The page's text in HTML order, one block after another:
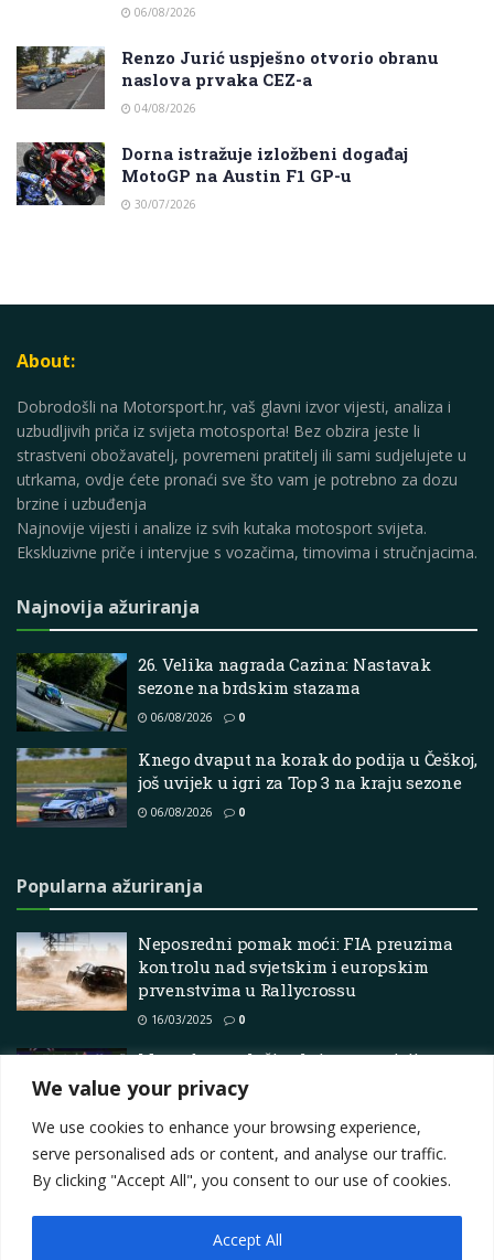
We value your privacy
We use cookies to enhance your browsing experience,
serve personalised ads or content, and analyse our traffic.
By clicking "Accept All", you consent to our use of cookies.
Accept All
06/08/2026
Renzo Jurić uspješno otvorio obranu
naslova prvaka CEZ-a
04/08/2026
Dorna istražuje izložbeni događaj
MotoGP na Austin F1 GP-u
30/07/2026
About:
Dobrodošli na Motorsport.hr, vaš glavni izvor vijesti, analiza i
uzbudljivih priča iz svijeta motosporta! Bez obzira jeste li
strastveni obožavatelj, povremeni pratitelj ili sami sudjelujete u
utrkama, ovdje ćete pronaći sve što vam je potrebno za dozu
brzine i uzbuđenja
Najnovije vijesti i analize iz svih kutaka motosport svijeta.
Ekskluzivne priče i intervjue s vozačima, timovima i stručnjacima.
Najnovija ažuriranja
26. Velika nagrada Cazina: Nastavak
sezone na brdskim stazama
06/08/2026 0
Knego dvaput na korak do podija u Češkoj,
još uvijek u igri za Top 3 na kraju sezone
06/08/2026 0
Popularna ažuriranja
Neposredni pomak moći: FIA preuzima
kontrolu nad svjetskim i europskim
prvenstvima u Rallycrossu
16/03/2025 0
Mercedes povlači zahtjev za reviziju
rezultata Velike nagrade Monaka 2026.
Contact